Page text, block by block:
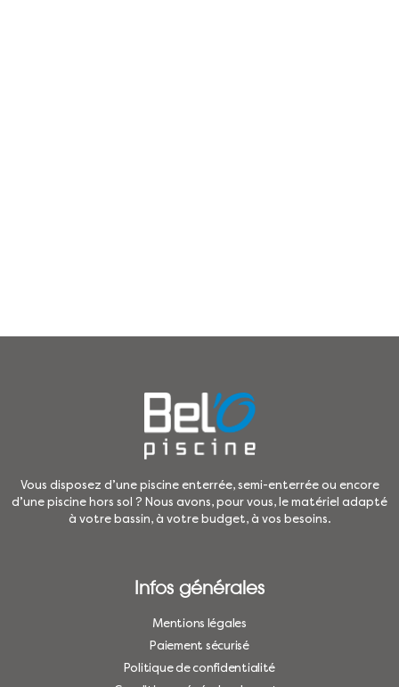
Vous disposez d’une piscine enterrée, semi-enterrée ou encore
d’une piscine hors sol ? Nous avons, pour vous, le matériel adapté
à votre bassin, à votre budget, à vos besoins.
Infos générales
Mentions légales
Paiement sécurisé
Politique de confidentialité